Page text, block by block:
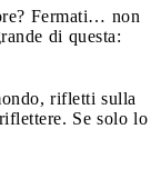
Fermati… non
di questa:
rifletti sulla
Se solo lo